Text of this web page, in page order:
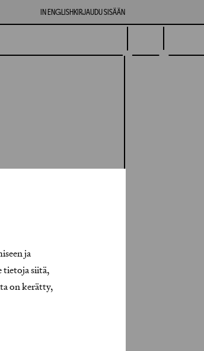
ja
tietoja siitä,
on kerätty,
IN ENGLISH KIRJAUDU SISÄÄN